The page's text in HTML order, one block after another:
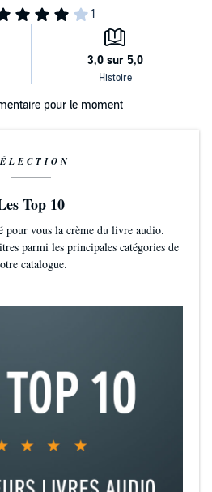
pour le moment
Top 10
pour vous la crème du livre audio.
parmi les principales catégories de
catalogue.